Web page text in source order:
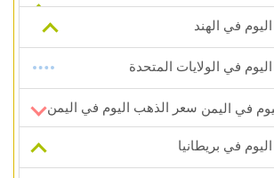
في الهند
في الولايات المتحدة
سعر الذهب اليوم في اليمن
في بريطانيا